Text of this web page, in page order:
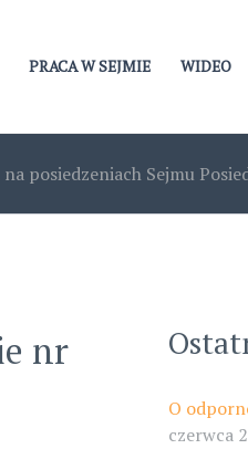
PRACA W SEJMIE WIDEO
posiedzeniach Sejmu
nr
O
czerwca